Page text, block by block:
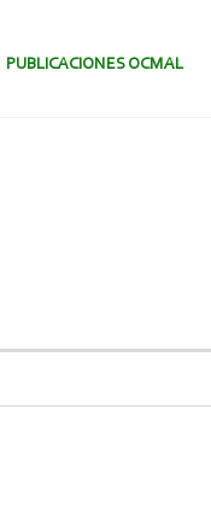
PUBLICACIONES OCMAL